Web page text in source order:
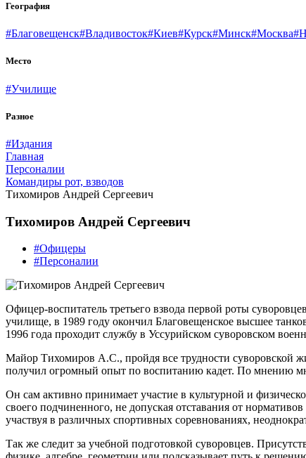
География
#Благовещенск#Владивосток#Киев#Курск#Минск#Москва
Место
#Училище
Разное
#Издания
Главная
Персоналии
Командиры рот, взводов
Тихомиров Андрей Сергеевич
Тихомиров Андрей Сергеевич
#Офицеры
#Персоналии
Офицер-воспитатель третьего взвода первой роты
училище, в 1989 году окончил Благовещенское высшее
1996 года проходит службу в Уссурийском суворовском
Майор Тихомиров А.С., пройдя все трудности суворовской
получил огромный опыт по воспитанию кадет. По мнению
Он сам активно принимает участие в культурной и
своего подчиненного, не допуская отставания от
участвуя в различных спортивных соревнованиях,
Так же следит за учебной подготовкой суворовцев.